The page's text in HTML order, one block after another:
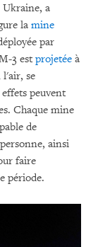
a
la mine
par
3 est projetée à
l'air, se
peuvent
Chaque mine
de
ainsi
faire
période.